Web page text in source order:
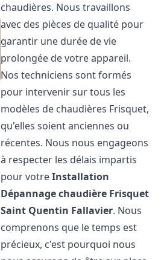
chaudières. Nous travaillons
avec des pièces de qualité pour
garantir une durée de vie
prolongée de votre appareil.
Nos techniciens sont formés
pour intervenir sur tous les
modèles de chaudières Frisquet,
qu'elles soient anciennes ou
récentes. Nous nous engageons
à respecter les délais impartis
pour votreInstallation
Dépannage chaudière Frisquet
Saint Quentin Fallavier. Nous
comprenons que le temps est
précieux, c'est pourquoi nous